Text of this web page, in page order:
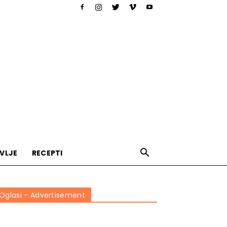
RECEPTI
- Advertisement